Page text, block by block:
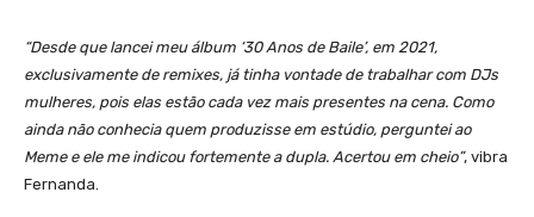
“Desde que lancei meu álbum ‘30 Anos de Baile’, em 2021,
exclusivamente de remixes, já tinha vontade de trabalhar com DJs
mulheres, pois elas estão cada vez mais presentes na cena. Como
ainda não conhecia quem produzisse em estúdio, perguntei ao
Meme e ele me indicou fortemente a dupla. Acertou em cheio”, vibra
Fernanda.